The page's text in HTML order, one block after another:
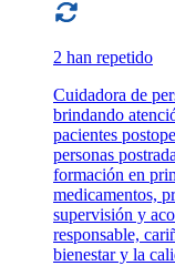
2 han repetido
Cuidadora de
brindando
pacientes
personas
formación en
medicamentos,
supervisión y
responsable,
bienestar y la